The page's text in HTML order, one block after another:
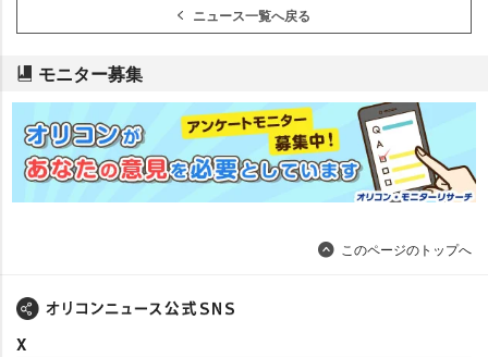
ニュース一覧へ戻る
モニター募集
このページのトップへ
X